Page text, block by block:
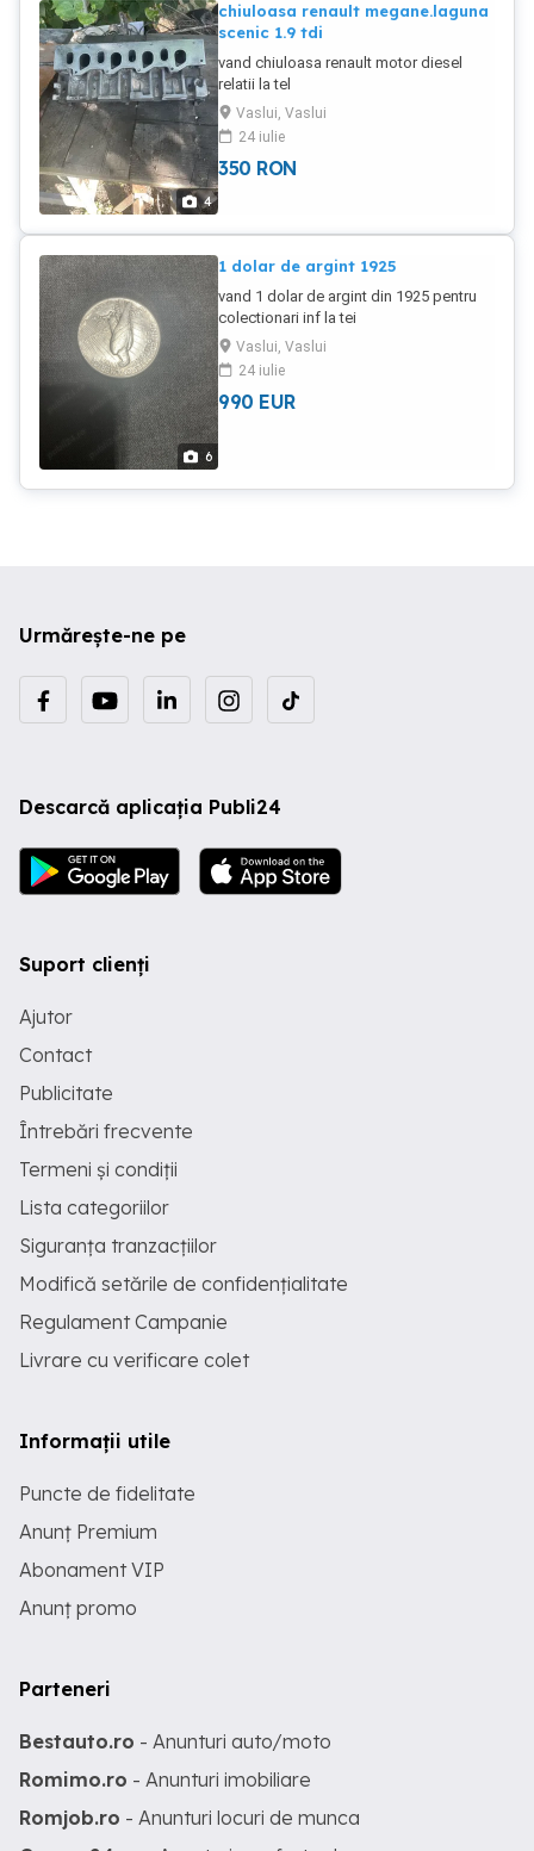
4
chiuloasa renault megane.laguna
scenic 1.9 tdi
vand chiuloasa renault motor diesel
relatii la tel
Vaslui, Vaslui
24 iulie
350 RON
6
1 dolar de argint 1925
vand 1 dolar de argint din 1925 pentru
colectionari inf la tei
0sapte5patru3zero2doi4cinci si vb
Vaslui, Vaslui
24 iulie
990 EUR
Urmărește-ne pe
Descarcă aplicația Publi24
Suport clienți
Ajutor
Contact
Publicitate
Întrebări frecvente
Termeni și condiții
Lista categoriilor
Siguranța tranzacțiilor
Modifică setările de confidențialitate
Regulament Campanie
Livrare cu verificare colet
Informații utile
Puncte de fidelitate
Anunț Premium
Abonament VIP
Anunț promo
Parteneri
Bestauto.ro - Anunturi auto/moto
Romimo.ro - Anunturi imobiliare
Romjob.ro - Anunturi locuri de munca